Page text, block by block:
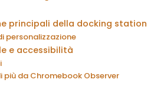
principali della docking station
personalizzazione
e accessibilità
più da Chromebook Observer